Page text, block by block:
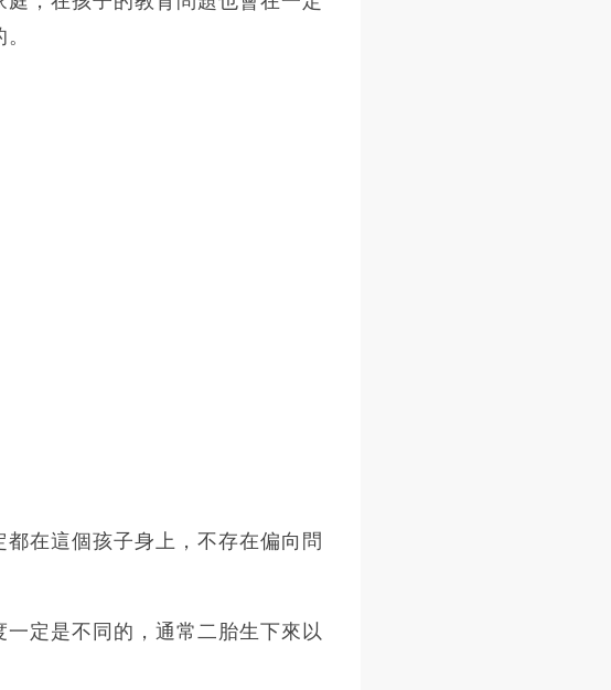
在這個孩子身上，不存在偏向問
定是不同的，通常二胎生下來以